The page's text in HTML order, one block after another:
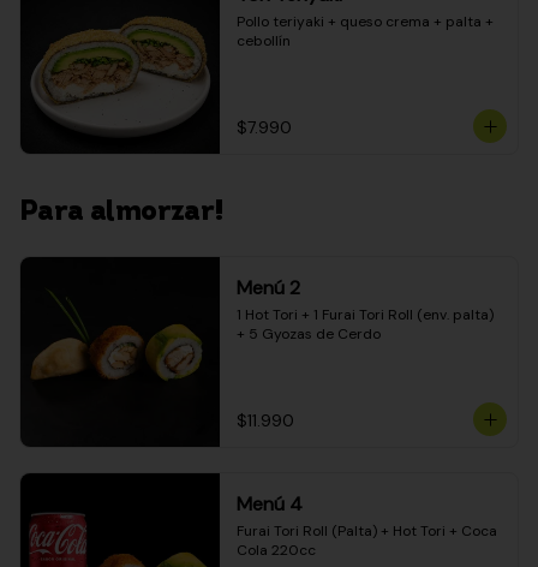
Pollo teriyaki + queso crema + palta +
cebollín
$7.990
Para almorzar!
Menú 2
1 Hot Tori + 1 Furai Tori Roll (env. palta)
+ 5 Gyozas de Cerdo
$11.990
Menú 4
Furai Tori Roll (Palta) + Hot Tori + Coca
Cola 220cc